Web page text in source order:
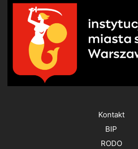
Kontakt
BIP
RODO